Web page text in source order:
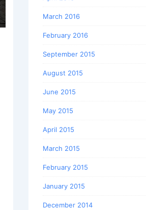
March 2016
February 2016
September 2015
August 2015
June 2015
May 2015
April 2015
March 2015
February 2015
January 2015
December 2014